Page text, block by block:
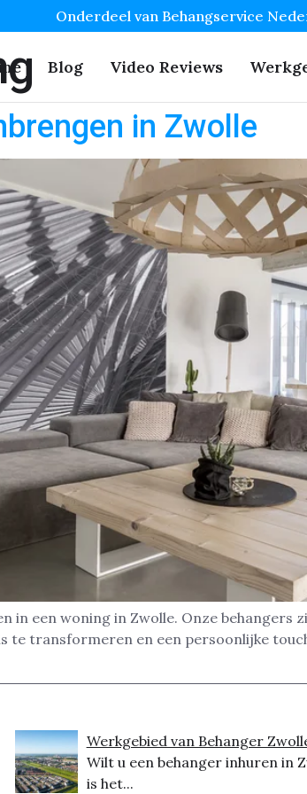
Onderdeel van Behangservice
Blog Video Reviews
in Zwolle
in een woning in Zwolle. Onze behangers
te transformeren en een persoonlijke
Werkgebied van Behanger
Wilt u een behanger inhuren in
is het...